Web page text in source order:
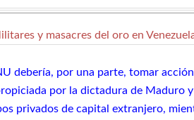
y masacres del oro en
debería, por una parte, tomar
por la dictadura de Maduro
privados de capital extranjero,